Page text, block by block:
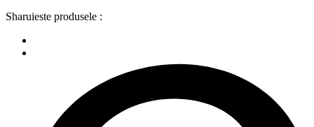
Sharuieste produsele :